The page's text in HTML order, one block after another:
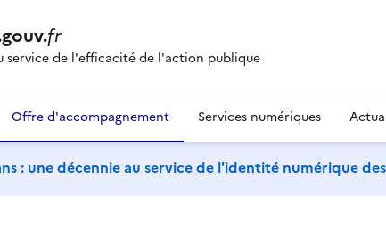
fr
service de l'efficacité de l'action publique
Offre d'accompagnement Services numériques
: une décennie au service de l'identité numérique